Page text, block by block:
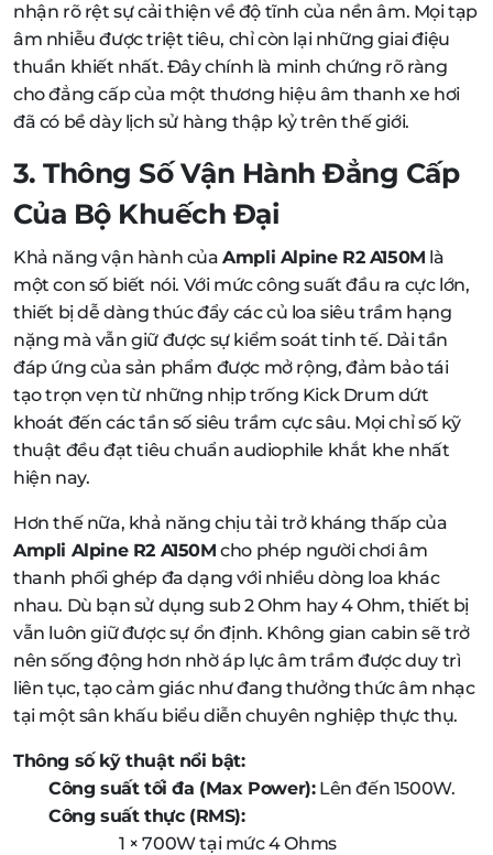
nhận rõ rệt sự cải thiện về độ tĩnh của nền âm. Mọi tạp
âm nhiễu được triệt tiêu, chỉ còn lại những giai điệu
thuần khiết nhất. Đây chính là minh chứng rõ ràng
cho đẳng cấp của một thương hiệu âm thanh xe hơi
đã có bề dày lịch sử hàng thập kỷ trên thế giới.
3. Thông Số Vận Hành Đẳng Cấp
Của Bộ Khuếch Đại
Khả năng vận hành củaAmpli Alpine R2 A150M là
một con số biết nói. Với mức công suất đầu ra cực lớn,
thiết bị dễ dàng thúc đẩy các củ loa siêu trầm hạng
nặng mà vẫn giữ được sự kiểm soát tinh tế. Dải tần
đáp ứng của sản phẩm được mở rộng, đảm bảo tái
tạo trọn vẹn từ những nhịp trống Kick Drum dứt
khoát đến các tần số siêu trầm cực sâu. Mọi chỉ số kỹ
thuật đều đạt tiêu chuẩn audiophile khắt khe nhất
hiện nay.
Hơn thế nữa, khả năng chịu tải trở kháng thấp của
Ampli Alpine R2 A150M cho phép người chơi âm
thanh phối ghép đa dạng với nhiều dòng loa khác
nhau. Dù bạn sử dụng sub 2 Ohm hay 4 Ohm, thiết bị
vẫn luôn giữ được sự ổn định. Không gian cabin sẽ trở
nên sống động hơn nhờ áp lực âm trầm được duy trì
liên tục, tạo cảm giác như đang thưởng thức âm nhạc
tại một sân khấu biểu diễn chuyên nghiệp thực thụ.
Thông số kỹ thuật nổi bật:
Công suất tối đa (Max Power):Lên đến 1500W.
Công suất thực (RMS):
1 × 700W tại mức 4 Ohms